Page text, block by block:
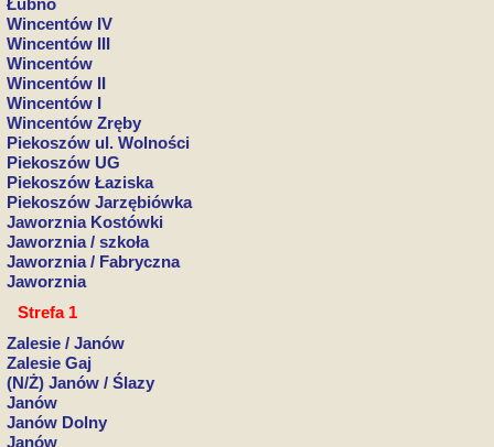
Łubno
Wincentów IV
Wincentów III
Wincentów
Wincentów II
Wincentów I
Wincentów Zręby
Piekoszów ul. Wolności
Piekoszów UG
Piekoszów Łaziska
Piekoszów Jarzębiówka
Jaworznia Kostówki
Jaworznia / szkoła
Jaworznia / Fabryczna
Jaworznia
Strefa 1
Zalesie / Janów
Zalesie Gaj
(N/Ż) Janów / Ślazy
Janów
Janów Dolny
Janów